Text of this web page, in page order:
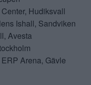
Hudiksvall
Ishall, Sandviken
Avesta
Arena, Gävle